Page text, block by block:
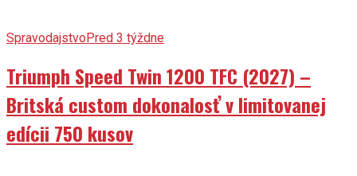
SpravodajstvoPred 3 týždne
Triumph Speed Twin 1200 TFC (2027) –
Britská custom dokonalosť v limitovanej
edícii 750 kusov